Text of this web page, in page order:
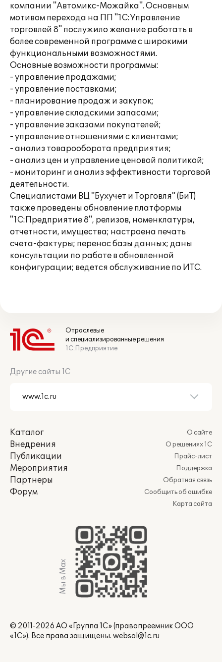
компании "Автомикс-Можайка". Основным
мотивом перехода на ПП "1С:Управление
торговлей 8" послужило желание работать в
более современной программе с широкими
функциональными возможностями.
Основные возможности программы:
- управление продажами;
- управление поставками;
- планирование продаж и закупок;
- управление складскими запасами;
- управление заказами покупателей;
- управление отношениями с клиентами;
- анализ товарооборота предприятия;
- анализ цен и управление ценовой политикой;
- мониторинг и анализ эффективности торговой
деятельности.
Специалистами ВЦ "Бухучет и Торговля" (БиТ)
также проведены обновление платформы
"1С:Предприятие 8", релизов, номенклатуры,
отчетности, имущества; настроена печать
счета-фактуры; перенос базы данных; даны
консультации по работе в обновленной
конфигурации; ведется обслуживание по ИТС.
Отраслевые
и специализированные решения
1С:Предприятие
Другие сайты 1С
Каталог
Внедрения
Публикации
Мероприятия
Партнеры
Форум
О сайте
О решениях 1С
Прайс-лист
Поддержка
Обратная связь
Сообщить об ошибке
Карта сайта
Мы в Max
© 2011-2026 АО «Группа 1С» (правопреемник ООО
«1С»). Все права защищены. websol@1c.ru